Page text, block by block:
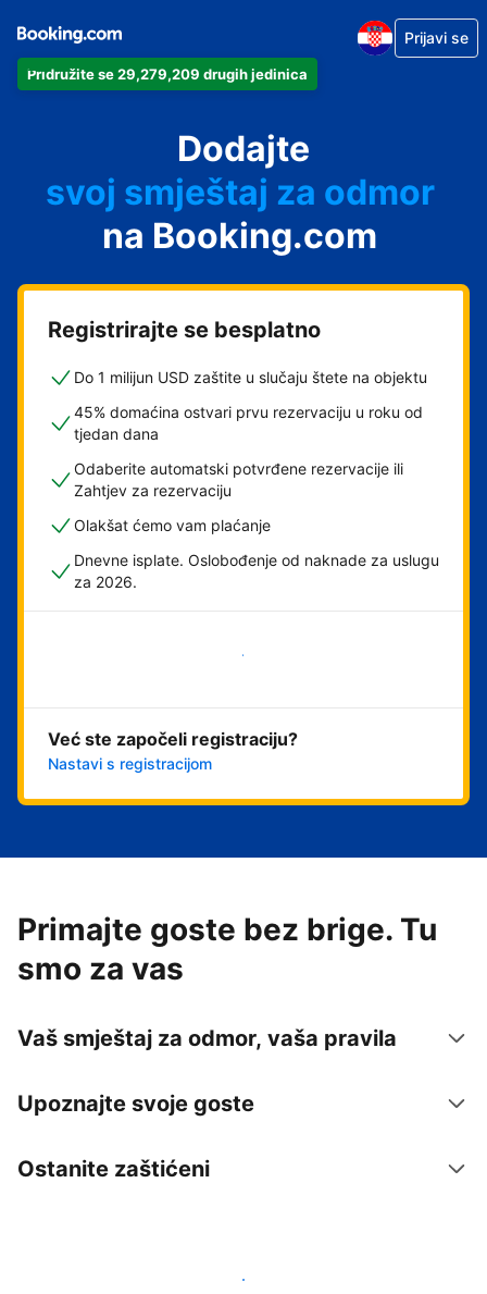
Pridružite se 29,279,209 drugih jedinica
Prijavi se
Dodajte
svoj apartman
svoj hotel
svoj smještaj za odmor
svoj privatni smještaj
svoj smještaj s doručkom
na Booking.com
Registrirajte se besplatno
Do 1 milijun USD zaštite u slučaju štete na objektu
45% domaćina ostvari prvu rezervaciju u roku od
tjedan dana
Odaberite automatski potvrđene rezervacije ili
Zahtjev za rezervaciju
Olakšat ćemo vam plaćanje
Dnevne isplate. Oslobođenje od naknade za uslugu
za 2026.
Započni odmah
Već ste započeli registraciju?
Nastavi s registracijom
Primajte goste bez brige. Tu
smo za vas
Vaš smještaj za odmor, vaša pravila
Upoznajte svoje goste
Ostanite zaštićeni